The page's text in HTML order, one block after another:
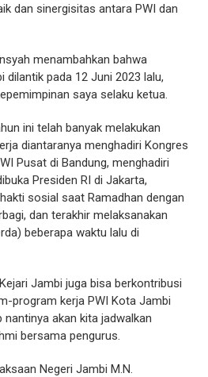
dan sinergisitas antara PWI dan
menambahkan bahwa
dilantik pada 12 Juni 2023 lalu,
saya selaku ketua.
ini telah banyak melakukan
diantaranya menghadiri Kongres
Pusat di Bandung, menghadiri
Presiden RI di Jakarta,
sosial saat Ramadhan dengan
dan terakhir melaksanakan
beberapa waktu lalu di
Jambi juga bisa berkontribusi
program kerja PWI Kota Jambi
nantinya akan kita jadwalkan
bersama pengurus.
Negeri Jambi M.N.